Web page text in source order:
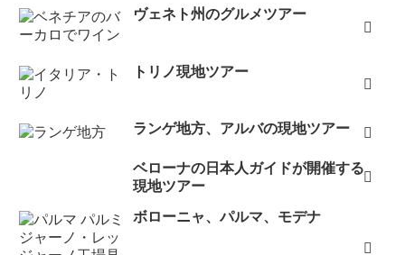
ヴェネト州のグルメツアー
トリノ現地ツアー
ランゲ地方、アルバの現地ツアー
ベローナの日本人ガイドが開催する
現地ツアー
ボローニャ、パルマ、モデナ